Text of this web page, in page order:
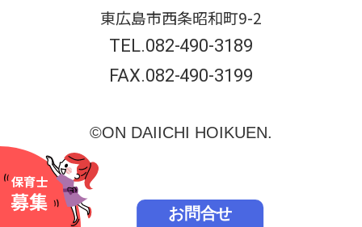
保育士
募集 お問合せ
東広島市西条昭和町9-2
TEL.082-490-3189
FAX.082-490-3199
©ON DAIICHI HOIKUEN.